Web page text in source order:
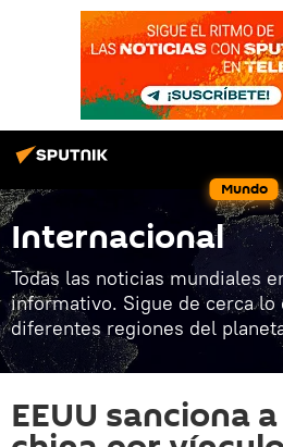
Mundo
Internacional
Todas las noticias mundiales
informativo. Sigue de cerca lo
diferentes regiones del
EEUU sanciona